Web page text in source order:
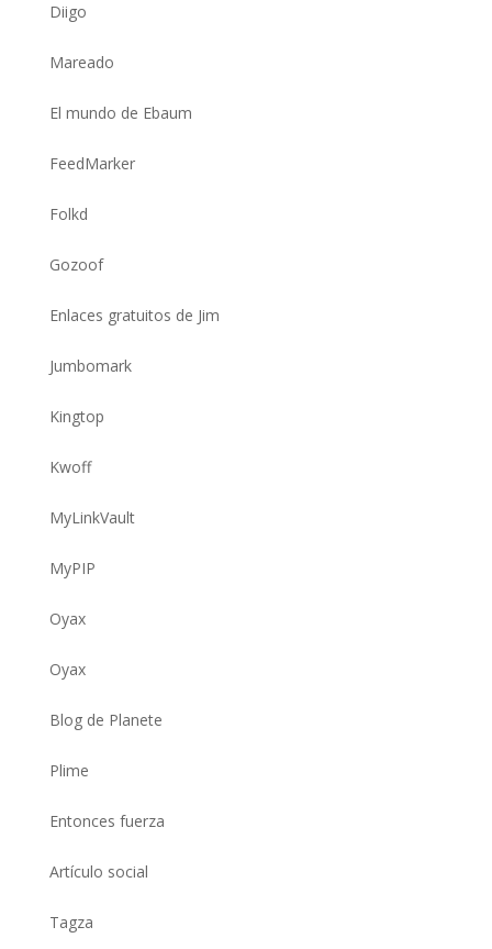
Diigo
Mareado
El mundo de Ebaum
FeedMarker
Folkd
Gozoof
Enlaces gratuitos de Jim
Jumbomark
Kingtop
Kwoff
MyLinkVault
MyPIP
Oyax
Oyax
Blog de Planete
Plime
Entonces fuerza
Artículo social
Tagza